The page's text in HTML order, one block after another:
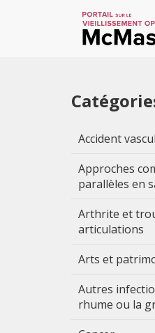
Accident
Approches
parallèles en
Arthrite et
articulations
Arts et
Autres
rhume ou la